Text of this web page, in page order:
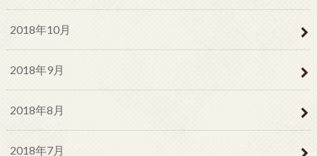
2018年10月
2018年9月
2018年8月
2018年7月